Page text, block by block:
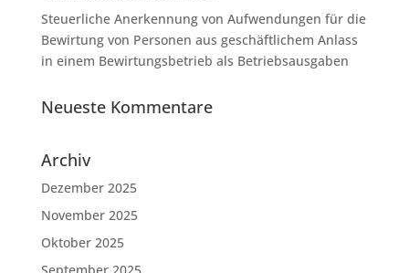
Steuerliche Anerkennung von Aufwendungen für die
Bewirtung von Personen aus geschäftlichem Anlass
in einem Bewirtungsbetrieb als Betriebsausgaben
Neueste Kommentare
Archiv
Dezember 2025
November 2025
Oktober 2025